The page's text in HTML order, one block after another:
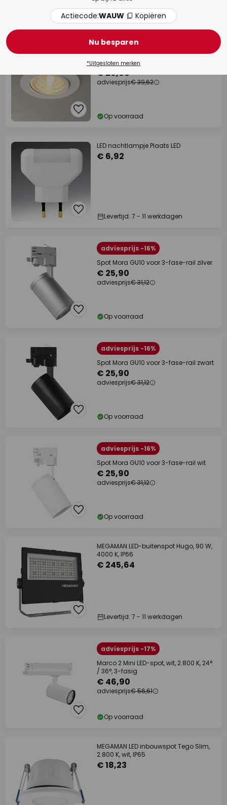
Op voorraad
adviesprijs -24%
Led-inbouwlamp Rico 6,5 W wit
€ 29,90
adviesprijs€ 39,62
Op voorraad
LED nachtlampje Plaats LED
€ 6,92
Levertijd: 7 - 11 werkdagen
adviesprijs -16%
Spot Mora GU10 voor 3-fase-rail zilver
€ 25,90
adviesprijs€ 31,12
Op voorraad
adviesprijs -16%
Spot Mora GU10 voor 3-fase-rail zwart
€ 25,90
adviesprijs€ 31,12
Op voorraad
adviesprijs -16%
Spot Mora GU10 voor 3-fase-rail wit
€ 25,90
adviesprijs€ 31,12
Op voorraad
MEGAMAN LED-buitenspot Hugo, 90 W,
4000 K, IP66
€ 245,64
Levertijd: 7 - 11 werkdagen
adviesprijs -17%
Marco 2 Mini LED-spot, wit, 2.800 K, 24°
/ 36°, 3-fasig
€ 46,90
adviesprijs€ 56,61
Op voorraad
MEGAMAN LED inbouwspot Tego Slim,
2.800 K, wit, IP65
€ 18,23
Actiecode:WAUW Kopiëren
Nu besparen
*Uitgesloten merken